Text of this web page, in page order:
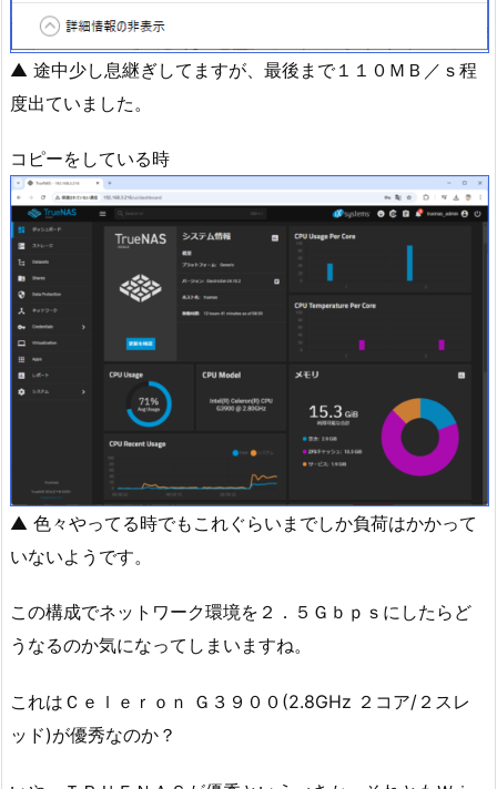
▲ 途中少し息継ぎしてますが、最後まで１１０ＭＢ／ｓ程
度出ていました。
コピーをしている時
▲ 色々やってる時でもこれぐらいまでしか負荷はかかって
いないようです。
この構成でネットワーク環境を２．５Ｇｂｐｓにしたらど
うなるのか気になってしまいますね。
これはＣｅｌｅｒｏｎ Ｇ３９００(2.8GHz ２コア/２スレ
ッド)が優秀なのか？